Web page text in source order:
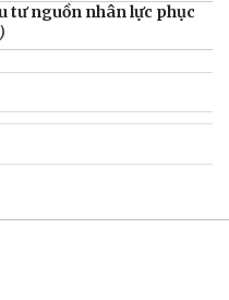
tư nguồn nhân lực phục